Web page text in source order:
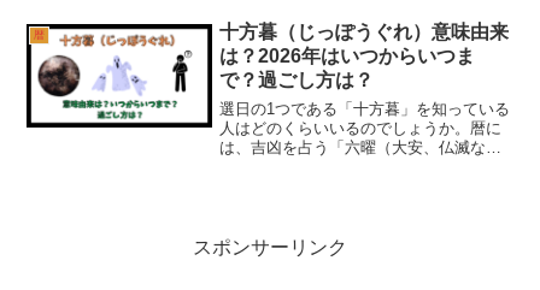
と大きく書かれたのぼりが立ち長蛇の列
ができていた、なんて風景に...
暦
十方暮（じっぽうぐれ）意味由来
は？2026年はいつからいつま
で？過ごし方は？
選日の1つである「十方暮」を知っている
人はどのくらいいるのでしょうか。暦に
は、吉凶を占う「六曜（大安、仏滅な
スポンサーリンク